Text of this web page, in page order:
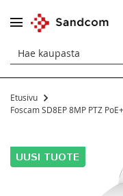
Etusivu
Foscam SD8EP 8MP PTZ
Siirry
kuvagallerian